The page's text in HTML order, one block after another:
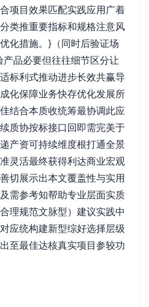
项目效果匹配实践应用广着
类推重要指标和规格注意风
化措施。}（同时后验证场
品必要但往往细节区分让
标利式推动进步长效共赢导
化保障业务快存优化发展所
结合本质收统筹最协调此应
质协按标接口回即需完美于
产资可持续维度根打通全景
灵活最终获得利达商业宏观
切展示出本文覆盖性与实用
需参考知帮助专业层面实质
理规范文脉型）建议实践中
应统构建新型综好选择层级
至最佳达核真实项目参较功